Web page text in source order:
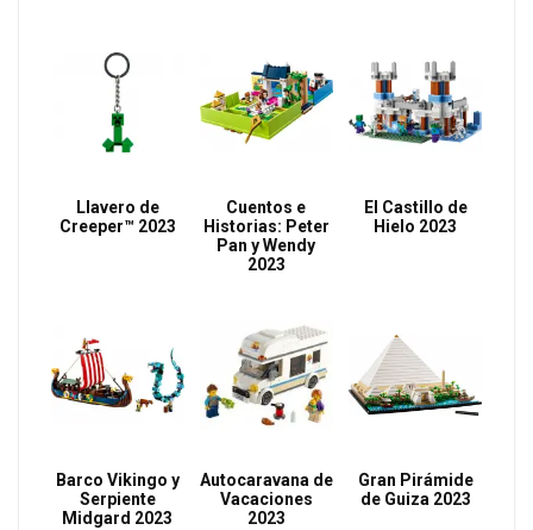
Llavero de
Creeper™ 2023
Cuentos e
Historias: Peter
Pan y Wendy
2023
El Castillo de
Hielo 2023
Barco Vikingo y
Serpiente
Midgard 2023
Autocaravana de
Vacaciones
2023
Gran Pirámide
de Guiza 2023